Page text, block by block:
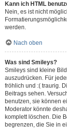
Kann ich HTML
Nein, es ist nicht
werden.
Nach oben
Was sind Smileys?
Smileys sind kleine
auszudrücken. Für
fröhlich und :( traurig.
Beitrags sehen.
benutzen, sie können
Moderator könnte
komplett löschen. Die
begrenzen, die Sie in